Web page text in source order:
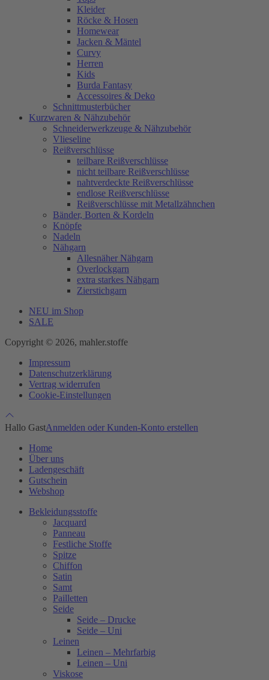
Kleider
Röcke & Hosen
Homewear
Jacken & Mäntel
Curvy
Herren
Kids
Burda Fantasy
Accessoires & Deko
Schnittmusterbücher
Kurzwaren & Nähzubehör
Schneiderwerkzeuge & Nähzubehör
Vlieseline
Reißverschlüsse
teilbare Reißverschlüsse
nicht teilbare Reißverschlüsse
nahtverdeckte Reißverschlüsse
endlose Reißverschlüsse
Reißverschlüsse mit Metallzähnchen
Bänder, Borten & Kordeln
Knöpfe
Nadeln
Nähgarn
Allesnäher Nähgarn
Overlockgarn
extra starkes Nähgarn
Zierstichgarn
NEU im Shop
SALE
Copyright © 2026, mahler.stoffe
Impressum
Datenschutzerklärung
Vertrag widerrufen
Cookie-Einstellungen
Hallo GastAnmelden oder Kunden-Konto erstellen
Home
Über uns
Ladengeschäft
Gutschein
Webshop
Bekleidungsstoffe
Jacquard
Panneau
Festliche Stoffe
Spitze
Chiffon
Satin
Samt
Pailletten
Seide
Seide – Drucke
Seide – Uni
Leinen
Leinen – Mehrfarbig
Leinen – Uni
Viskose